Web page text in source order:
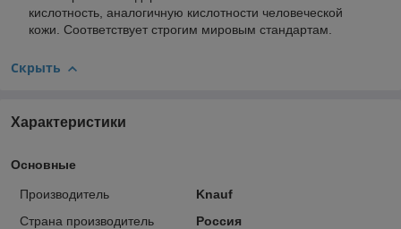
кислотность, аналогичную кислотности человеческой
кожи. Соответствует строгим мировым стандартам.
Скрыть
Характеристики
Основные
Производитель
Knauf
Страна производитель
Россия